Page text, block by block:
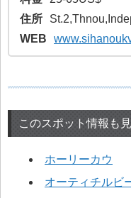
住所
WEB
このスポット情報も
ホーリーカウ
オーティチルビ